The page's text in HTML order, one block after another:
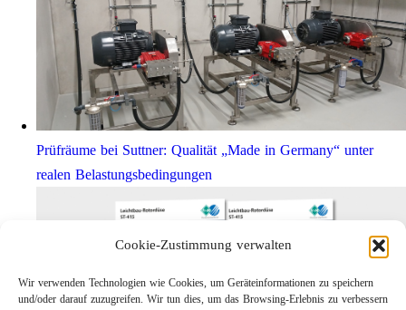
Cookie-Zustimmung verwalten
Wir verwenden Technologien wie Cookies, um Geräteinformationen zu speichern
und/oder darauf zuzugreifen. Wir tun dies, um das Browsing-Erlebnis zu verbessern
Prüfräume bei Suttner: Qualität „Made in Germany“ unter
realen Belastungsbedingungen